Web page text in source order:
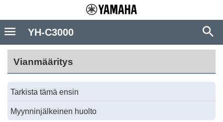
Vianmääritys
Tarkista tämä ensin
Myynninjälkeinen huolto
YH-C3000